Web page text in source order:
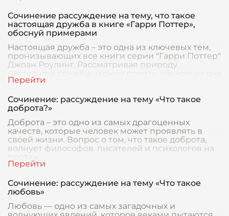
Сочинение рассуждение на тему, что такое
настоящая дружба в книге «Гарри Поттер»,
обоснуй примерами
Настоящая дружба – это одна из ключевых тем,
пронизывающих все книги серии "Гарри Поттер"
Джоан Роулинг. Рассматривая природу
настоящей дружбы, можно понять, насколько она
важна дл
Сочинение: рассуждение на тему «Что такое
доброта?»
Доброта – это одно из самых драгоценных
качеств, которые человек может проявлять в
своей жизни. Вопрос о том, что такое доброта,
волнует философов, писателей и психологов на
Сочинение: рассуждение на тему «Что такое
любовь»
Любовь — одно из самых загадочных и